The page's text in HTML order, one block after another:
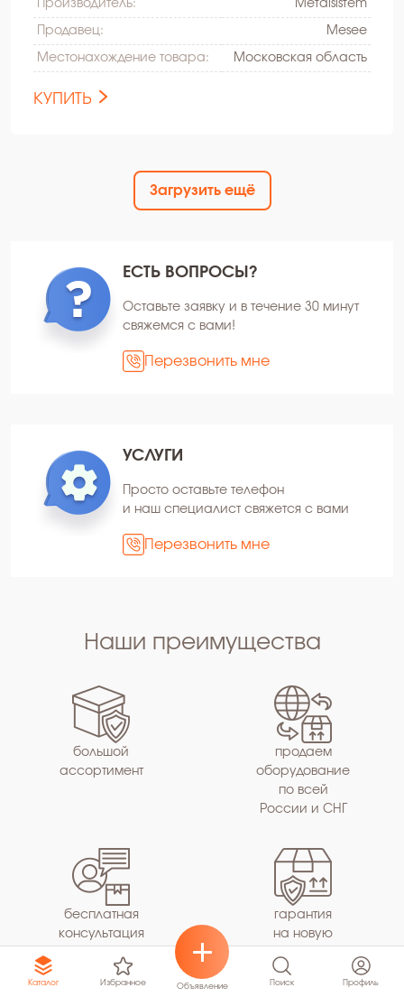
Производитель: Metalsistem
Продавец: Mesee
Местонахождение товара: Московская область
КУПИТЬ
Загрузить ещё
ЕСТЬ ВОПРОСЫ?
Оставьте заявку и в течение 30 минут
свяжемся с вами!
Перезвонить мне
УСЛУГИ
Просто оставьте телефон
и наш специалист свяжется с вами
Перезвонить мне
Наши преимущества
большой
ассортимент
продаем
оборудование
по всей
России и СНГ
бесплатная
консультация
гарантия
на новую
Каталог Избранное Объявление Поиск Профиль